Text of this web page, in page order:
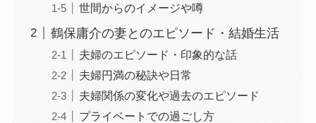
世間からのイメージや噂
鶴保庸介の妻とのエピソード・結婚生活
夫婦のエピソード・印象的な話
夫婦円満の秘訣や日常
夫婦関係の変化や過去のエピソード
プライベートでの過ごし方